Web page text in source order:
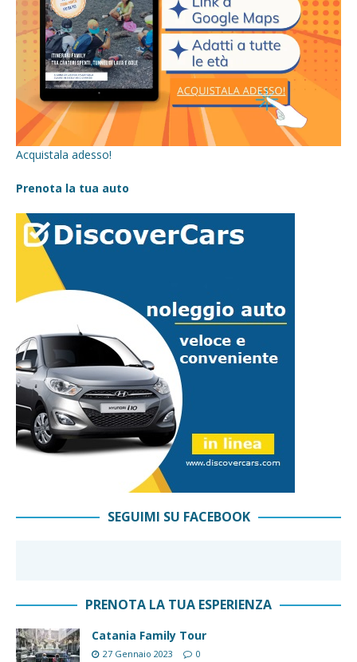
Acquistala adesso!
Prenota la tua auto
SEGUIMI SU FACEBOOK
PRENOTA LA TUA ESPERIENZA
Catania Family Tour
27 Gennaio 2023 0